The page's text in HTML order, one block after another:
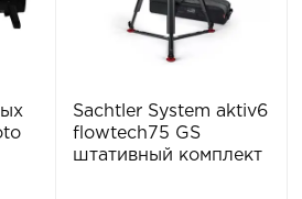
Sachtler System aktiv6
flowtech75 GS
штативный комплект